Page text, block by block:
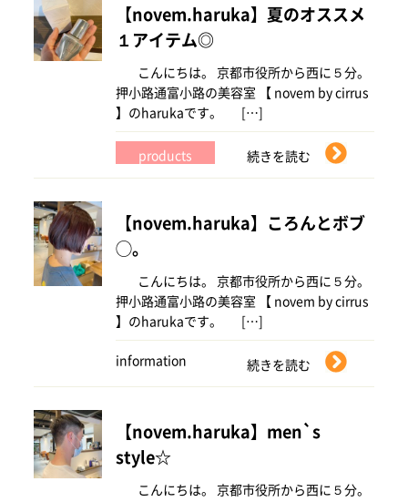
【novem.haruka】夏のオススメ
１アイテム◎
こんにちは。 京都市役所から西に５分。
押小路通富小路の美容室 【 novem by cirrus
】のharukaです。 […]
products 続きを読む
【novem.haruka】ころんとボブ
◯。
こんにちは。 京都市役所から西に５分。
押小路通富小路の美容室 【 novem by cirrus
】のharukaです。 […]
information 続きを読む
【novem.haruka】men`s
style☆
こんにちは。 京都市役所から西に５分。